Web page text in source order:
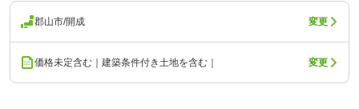
郡山市/開成 変更
価格未定含む｜建築条件付き土地を含む｜ 変更